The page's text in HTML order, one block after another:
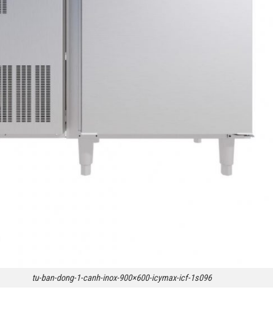
tu-ban-dong-1-canh-inox-900×600-icymax-icf-1s096